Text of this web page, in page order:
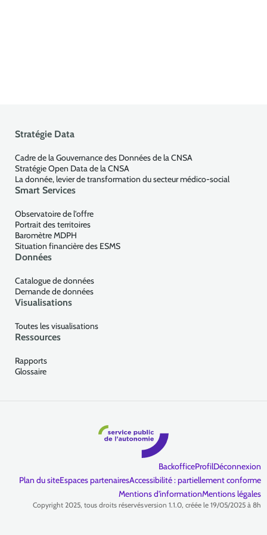
Stratégie Data
Cadre de la Gouvernance des Données de la CNSA
Stratégie Open Data de la CNSA
La donnée, levier de transformation du secteur médico-social
Smart Services
Observatoire de l'offre
Portrait des territoires
Baromètre MDPH
Situation financière des ESMS
Données
Catalogue de données
Demande de données
Visualisations
Toutes les visualisations
Ressources
Rapports
Glossaire
BackofficeProfilDéconnexion
Plan du siteEspaces partenairesAccessibilité : partiellement conforme
Mentions d'informationMentions légales
Copyright 2025, tous droits réservésversion 1.1.0, créée le 19/05/2025 à 8h